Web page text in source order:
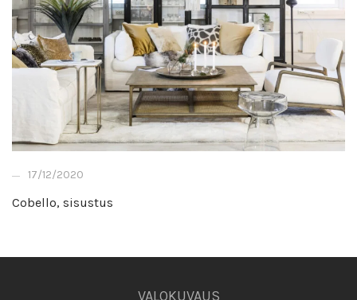
17/12/2020
Cobello, sisustus
VALOKUVAUS